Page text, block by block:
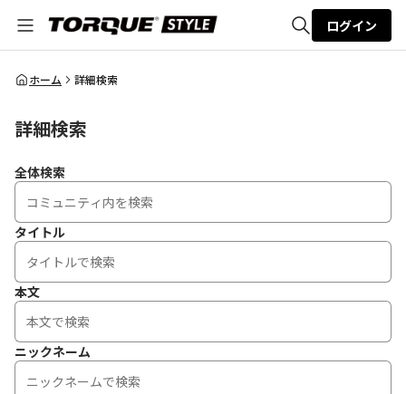
全体検索
ログイン
ホーム 詳細検索
詳細検索
全体検索
タイトル
本文
ニックネーム